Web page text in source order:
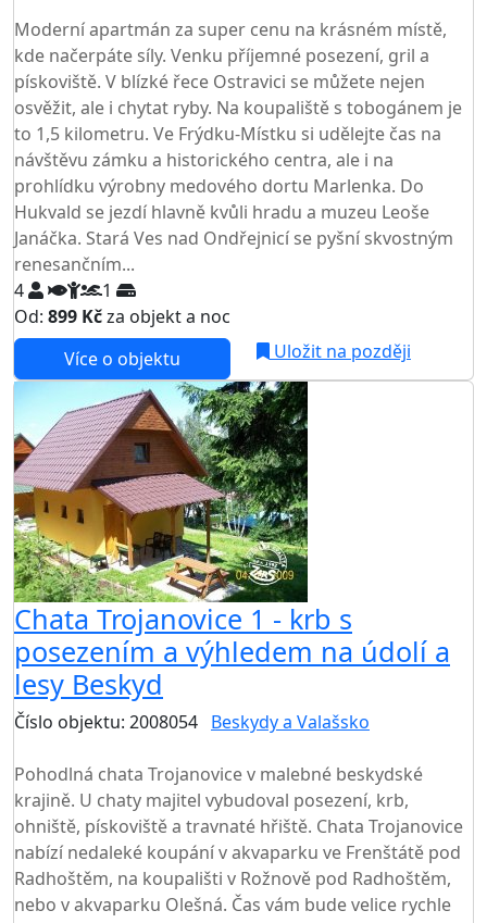
Moderní apartmán za super cenu na krásném místě,
kde načerpáte síly. Venku příjemné posezení, gril a
pískoviště. V blízké řece Ostravici se můžete nejen
osvěžit, ale i chytat ryby. Na koupaliště s tobogánem je
to 1,5 kilometru. Ve Frýdku-Místku si udělejte čas na
návštěvu zámku a historického centra, ale i na
prohlídku výrobny medového dortu Marlenka. Do
Hukvald se jezdí hlavně kvůli hradu a muzeu Leoše
Janáčka. Stará Ves nad Ondřejnicí se pyšní skvostným
renesančním...
4
1
Od: 899 Kčza objekt a noc
Více o objektu
Uložit na později
Chata Trojanovice 1 - krb s
posezením a výhledem na údolí a
lesy Beskyd
Číslo objektu: 2008054 Beskydy a Valašsko
Pohodlná chata Trojanovice v malebné beskydské
krajině. U chaty majitel vybudoval posezení, krb,
ohniště, pískoviště a travnaté hřiště. Chata Trojanovice
nabízí nedaleké koupání v akvaparku ve Frenštátě pod
Radhoštěm, na koupališti v Rožnově pod Radhoštěm,
nebo v akvaparku Olešná. Čas vám bude velice rychle